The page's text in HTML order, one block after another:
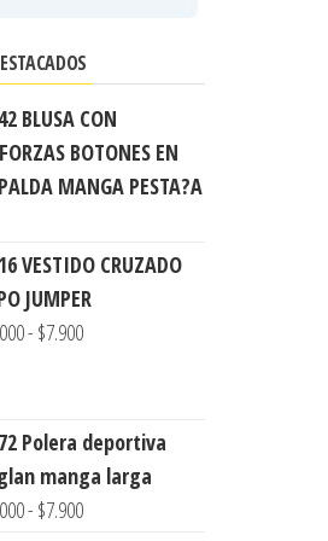
BLUSA CON
BOTONES EN
MANGA PESTA?A
VESTIDO CRUZADO
JUMPER
- $7.900Rango
desde
$3.000
hasta
Polera deportiva
manga larga
- $7.900Rango